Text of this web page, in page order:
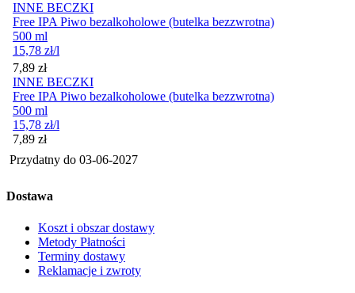
INNE BECZKI
Free IPA Piwo bezalkoholowe (butelka bezzwrotna)
500 ml
15,78 zł/l
Cena
7,89 zł
INNE BECZKI
Free IPA Piwo bezalkoholowe (butelka bezzwrotna)
500 ml
15,78 zł/l
Cena
7,89 zł
Przydatny do 03-06-2027
Dostawa
Koszt i obszar dostawy
Metody Płatności
Terminy dostawy
Reklamacje i zwroty